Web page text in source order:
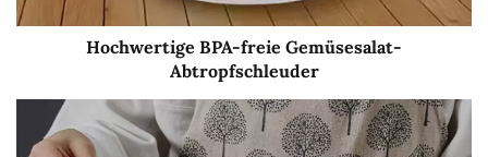
Hochwertige BPA-freie Gemüsesalat-
Abtropfschleuder